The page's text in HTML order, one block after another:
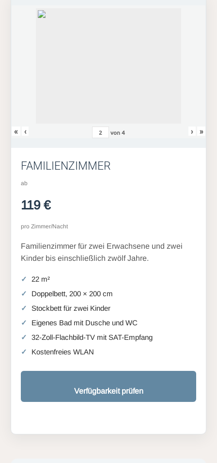
« ‹ von4 › »
FAMILIENZIMMER
ab
119 €
pro Zimmer/Nacht
Familienzimmer für zwei Erwachsene und zwei
Kinder bis einschließlich zwölf Jahre.
22 m²
Doppelbett, 200 × 200 cm
Stockbett für zwei Kinder
Eigenes Bad mit Dusche und WC
32-Zoll-Flachbild-TV mit SAT-Empfang
Kostenfreies WLAN
Verfügbarkeit prüfen